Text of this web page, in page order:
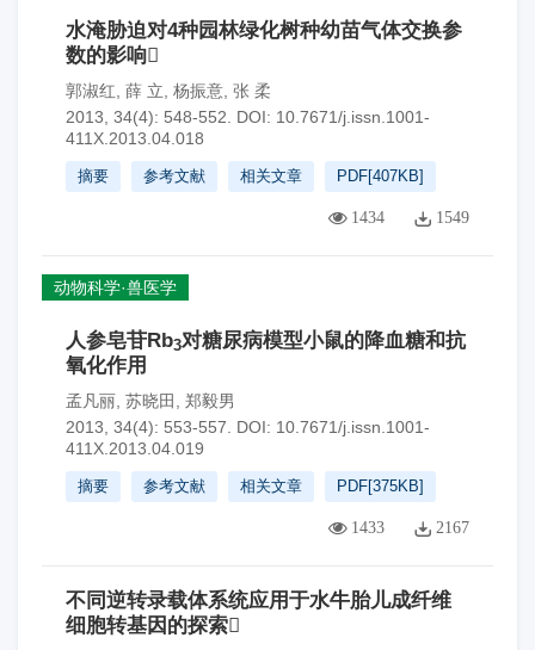
水淹胁迫对4种园林绿化树种幼苗气体交换参
数的影响
郭淑红 薛 立 杨振意 张 柔
2013, 34(4): 548-552.
DOI: 10.7671/j.issn.1001-
411X.2013.04.018
摘要 参考文献 相关文章 PDF[407KB]
1434 1549
动物科学·兽医学
人参皂苷Rb3对糖尿病模型小鼠的降血糖和抗
氧化作用
孟凡丽 苏晓田
郑毅男
2013, 34(4): 553-557.
DOI: 10.7671/j.issn.1001-
411X.2013.04.019
摘要 参考文献 相关文章 PDF[375KB]
1433 2167
不同逆转录载体系统应用于水牛胎儿成纤维
细胞转基因的探索